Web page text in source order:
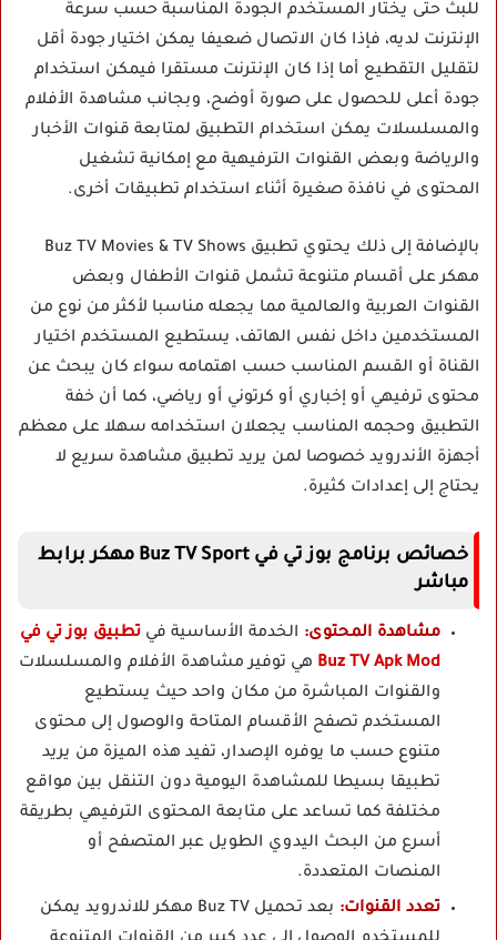
للبث حتى يختار المستخدم الجودة المناسبة حسب سرعة
الإنترنت لديه، فإذا كان الاتصال ضعيفا يمكن اختيار جودة أقل
لتقليل التقطيع أما إذا كان الإنترنت مستقرا فيمكن استخدام
جودة أعلى للحصول على صورة أوضح، وبجانب مشاهدة الأفلام
والمسلسلات يمكن استخدام التطبيق لمتابعة قنوات الأخبار
والرياضة وبعض القنوات الترفيهية مع إمكانية تشغيل
المحتوى في نافذة صغيرة أثناء استخدام تطبيقات أخرى.
بالإضافة إلى ذلك يحتوي تطبيق Buz TV Movies & TV Shows
مهكر على أقسام متنوعة تشمل قنوات الأطفال وبعض
القنوات العربية والعالمية مما يجعله مناسبا لأكثر من نوع من
المستخدمين داخل نفس الهاتف، يستطيع المستخدم اختيار
القناة أو القسم المناسب حسب اهتمامه سواء كان يبحث عن
محتوى ترفيهي أو إخباري أو كرتوني أو رياضي، كما أن خفة
التطبيق وحجمه المناسب يجعلان استخدامه سهلا على معظم
أجهزة الأندرويد خصوصا لمن يريد تطبيق مشاهدة سريع لا
يحتاج إلى إعدادات كثيرة.
خصائص برنامج بوز تي في Buz TV Sport مهكر برابط
مباشر
مشاهدة المحتوى: الخدمة الأساسية في تطبيق بوز تي في
Buz TV Apk Mod هي توفير مشاهدة الأفلام والمسلسلات
والقنوات المباشرة من مكان واحد حيث يستطيع
المستخدم تصفح الأقسام المتاحة والوصول إلى محتوى
متنوع حسب ما يوفره الإصدار، تفيد هذه الميزة من يريد
تطبيقا بسيطا للمشاهدة اليومية دون التنقل بين مواقع
مختلفة كما تساعد على متابعة المحتوى الترفيهي بطريقة
أسرع من البحث اليدوي الطويل عبر المتصفح أو
المنصات المتعددة.
تعدد القنوات:
بعد تحميل Buz TV مهكر للاندرويد يمكن